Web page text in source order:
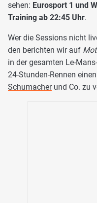
sehen: Eurosport 1 und
Training ab 22:45 Uhr.
Wer die Sessions nicht
den berichten wir auf
in der gesamten Le-
24-Stunden-Rennen
Schumacherund Co. zu